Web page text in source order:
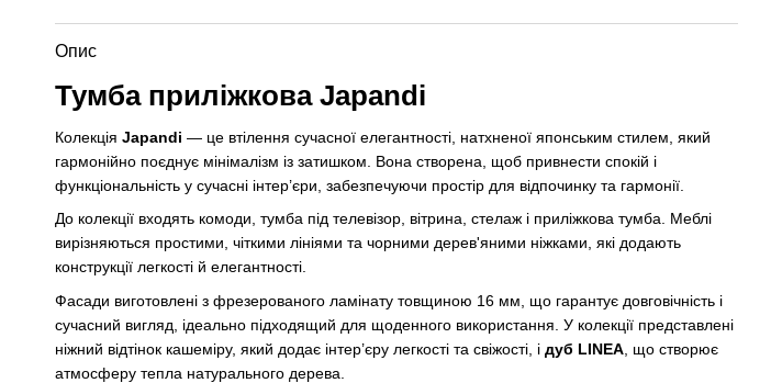
Опис
Тумба приліжкова Japandi
Колекція Japandi — це втілення сучасної елегантності, натхненої японським стилем, який
гармонійно поєднує мінімалізм із затишком. Вона створена, щоб привнести спокій і
функціональність у сучасні інтер’єри, забезпечуючи простір для відпочинку та гармонії.
До колекції входять комоди, тумба під телевізор, вітрина, стелаж і приліжкова тумба. Меблі
вирізняються простими, чіткими лініями та чорними дерев'яними ніжками, які додають
конструкції легкості й елегантності.
Фасади виготовлені з фрезерованого ламінату товщиною 16 мм, що гарантує довговічність і
сучасний вигляд, ідеально підходящий для щоденного використання. У колекції представлені
ніжний відтінок кашеміру, який додає інтер’єру легкості та свіжості, і дуб LINEA , що створює
атмосферу тепла натурального дерева.